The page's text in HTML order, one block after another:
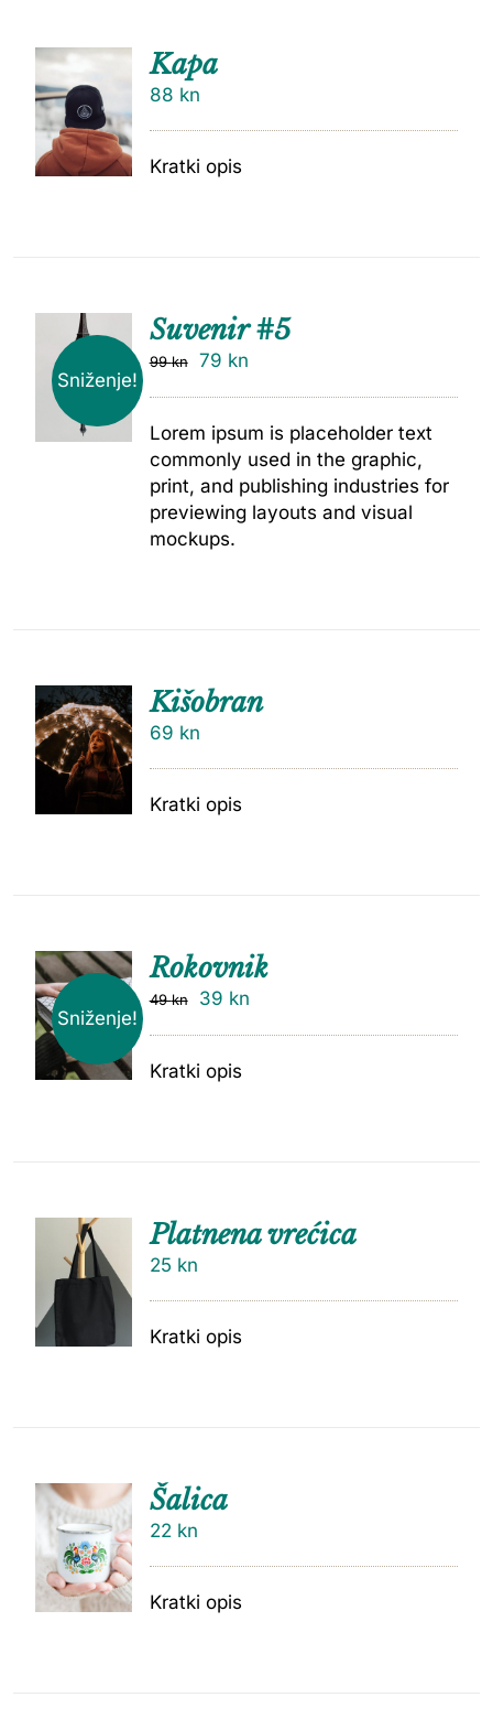
Kapa
88 kn
Kratki opis
Sniženje!
DODAJ
Suvenir #5
99kn 79 kn
Lorem ipsum is placeholder text
commonly used in the graphic,
print, and publishing industries for
previewing layouts and visual
mockups.
DODAJ
U
KOŠARI
Kišobran
69 kn
Kratki opis
Sniženje!
DODAJ
Rokovnik
49kn 39 kn
Kratki opis
DODAJ
Platnena vrećica
25 kn
Kratki opis
DODAJ
U
KOŠARI
CU
Šalica
22 kn
Kratki opis